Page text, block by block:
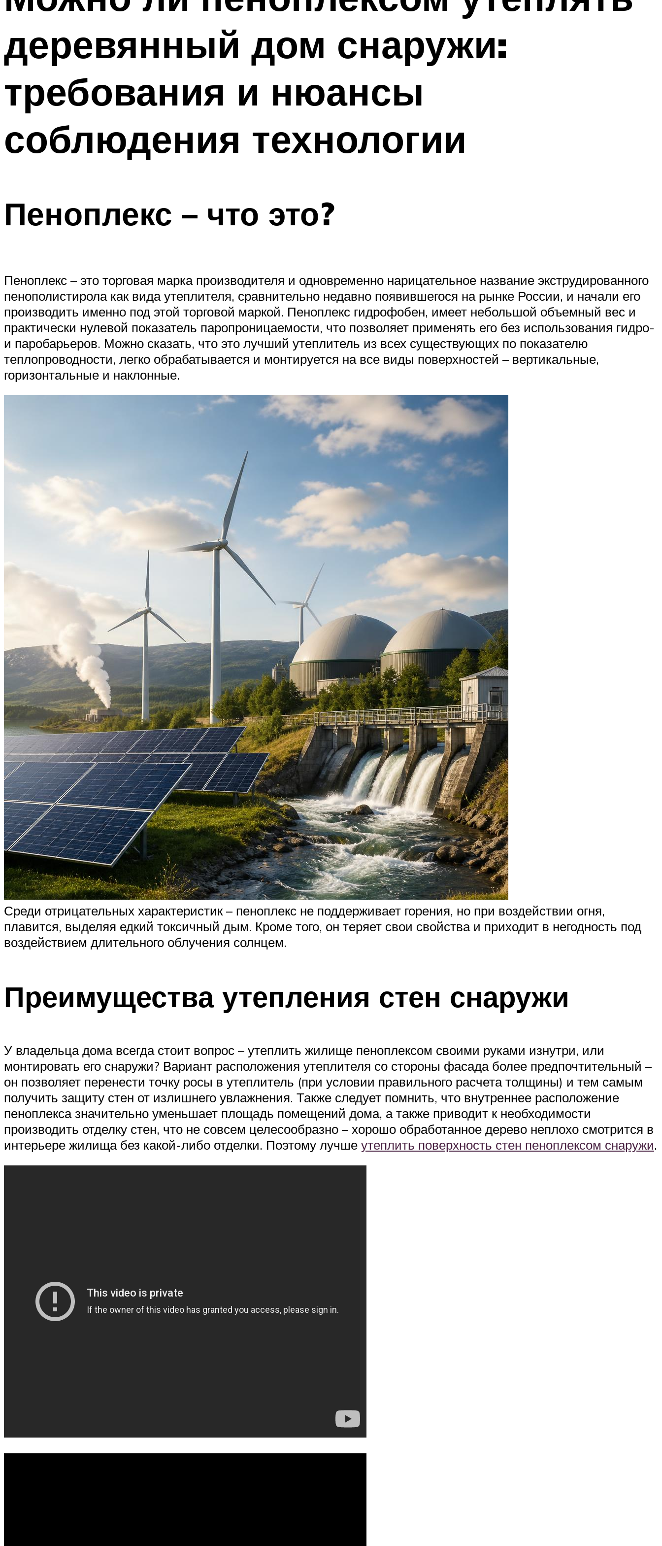
деревянный дом снаружи:
требования и нюансы
соблюдения технологии
Пеноплекс – что это?
Пеноплекс – это торговая марка производителя и одновременно нарицательное название экструдированного
пенополистирола как вида утеплителя, сравнительно недавно появившегося на рынке России, и начали его
производить именно под этой торговой маркой. Пеноплекс гидрофобен, имеет небольшой объемный вес и
практически нулевой показатель паропроницаемости, что позволяет применять его без использования гидро-
и паробарьеров. Можно сказать, что это лучший утеплитель из всех существующих по показателю
теплопроводности, легко обрабатывается и монтируется на все виды поверхностей – вертикальные,
горизонтальные и наклонные.
Среди отрицательных характеристик – пеноплекс не поддерживает горения, но при воздействии огня,
плавится, выделяя едкий токсичный дым. Кроме того, он теряет свои свойства и приходит в негодность под
воздействием длительного облучения солнцем.
Преимущества утепления стен снаружи
У владельца дома всегда стоит вопрос – утеплить жилище пеноплексом своими руками изнутри, или
монтировать его снаружи? Вариант расположения утеплителя со стороны фасада более предпочтительный –
он позволяет перенести точку росы в утеплитель (при условии правильного расчета толщины) и тем самым
получить защиту стен от излишнего увлажнения. Также следует помнить, что внутреннее расположение
пеноплекса значительно уменьшает площадь помещений дома, а также приводит к необходимости
производить отделку стен, что не совсем целесообразно – хорошо обработанное дерево неплохо смотрится в
интерьере жилища без какой-либо отделки. Поэтому лучше утеплить поверхность стен пеноплексом снаружи.